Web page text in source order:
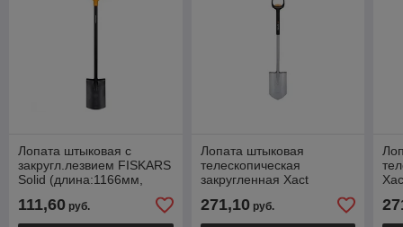
Лопата штыковая с
закругл.лезвием FISKARS
Solid (длина:1166мм,
111,60 руб.
Лопата штыковая
телескопическая
закругленная Xact
1300мм, ширина:192мм)
271,10руб.